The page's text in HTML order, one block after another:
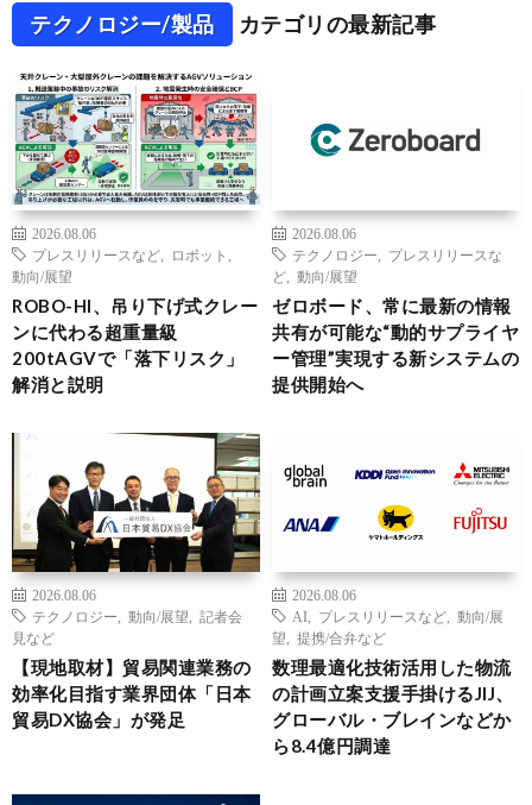
テクノロジー/製品 カテゴリの最新記事
2026.08.06
プレスリリースなど
ロボット
動向/展望
ROBO-HI、吊り下げ式クレー
ンに代わる超重量級
200tAGVで「落下リスク」
解消と説明
2026.08.06
テクノロジー
プレスリリースな
ど
動向/展望
ゼロボード、常に最新の情報
共有が可能な“動的サプライヤ
ー管理”実現する新システムの
提供開始へ
2026.08.06
テクノロジー
動向/展望
記者会
見など
【現地取材】貿易関連業務の
効率化目指す業界団体「日本
貿易DX協会」が発足
2026.08.06
AI
プレスリリースなど
動向/展
望
提携/合弁など
数理最適化技術活用した物流
の計画立案支援手掛けるJIJ、
グローバル・ブレインなどか
ら8.4億円調達